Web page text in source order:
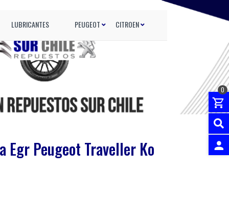
LUBRICANTES PEUGEOT CITROEN
0
Egr Peugeot Traveller Ko